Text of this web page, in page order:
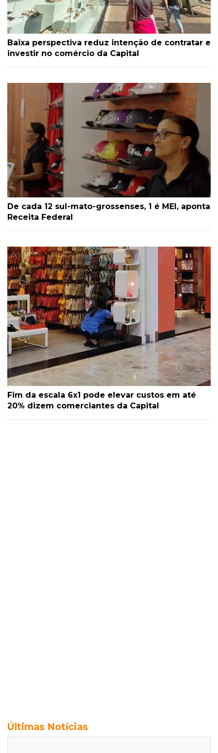
Baixa perspectiva reduz intenção de contratar e
investir no comércio da Capital
De cada 12 sul-mato-grossenses, 1 é MEI, aponta
Receita Federal
Fim da escala 6x1 pode elevar custos em até
20% dizem comerciantes da Capital
Últimas Notícias